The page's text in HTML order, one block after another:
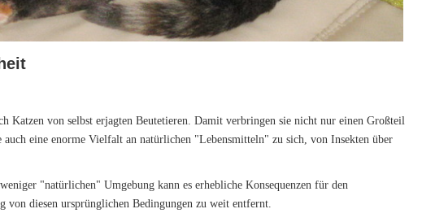
Katzen von selbst erjagten Beutetieren. Damit verbringen sie nicht nur einen Großteil
auch eine enorme Vielfalt an natürlichen "Lebensmitteln" zu sich, von Insekten über
"natürlichen" Umgebung kann es erhebliche Konsequenzen für den
von diesen ursprünglichen Bedingungen zu weit entfernt.